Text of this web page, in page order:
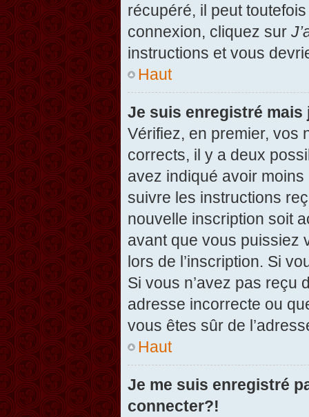
récupéré, il peut
connexion, cliquez sur
instructions et vous
Haut
Je suis enregistré mais
Vérifiez, en premier, vos
corrects, il y a deux
avez indiqué avoir
suivre les instructions
nouvelle inscription soit
avant que vous puissiez
lors de l’inscription. Si
Si vous n’avez pas reçu
adresse incorrecte ou
vous êtes sûr de
Haut
Je me suis enregistré
connecter?!